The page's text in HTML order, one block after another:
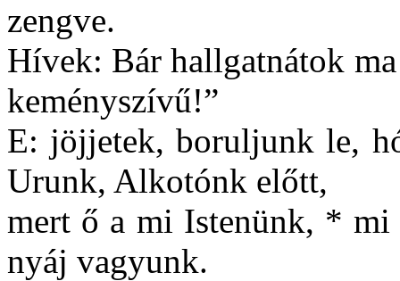
zengve.
Hívek: Bár hallgatnátok
keményszívű!”
E: jöjjetek, boruljunk le,
Urunk, Alkotónk előtt,
mert ő a mi Istenünk, * mi
nyáj vagyunk.